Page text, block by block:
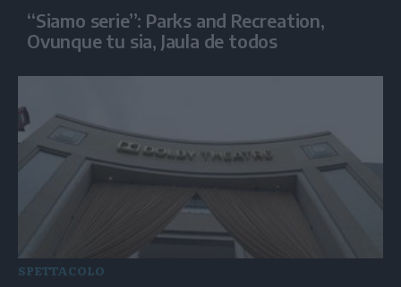
“Siamo serie”: Parks and Recreation,
Ovunque tu sia, Jaula de todos
SPETTACOLO